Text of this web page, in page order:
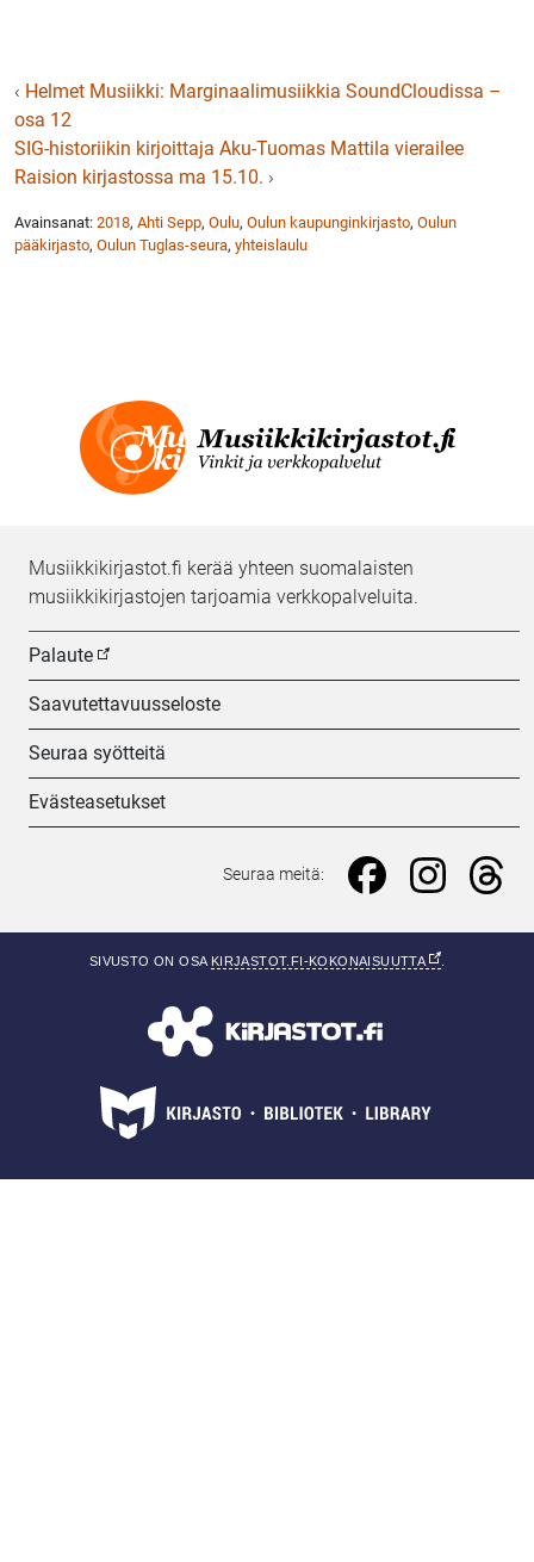
‹ Helmet Musiikki: Marginaalimusiikkia SoundCloudissa –
osa 12
SIG-historiikin kirjoittaja Aku-Tuomas Mattila vierailee
Raision kirjastossa ma 15.10. ›
Avainsanat: 2018, Ahti Sepp, Oulu, Oulun kaupunginkirjasto, Oulun
pääkirjasto, Oulun Tuglas-seura, yhteislaulu
Musiikkikirjastot.fi kerää yhteen suomalaisten
musiikkikirjastojen tarjoamia verkkopalveluita.
Palaute
Saavutettavuusseloste
Seuraa syötteitä
Evästeasetukset
Seuraa meitä: